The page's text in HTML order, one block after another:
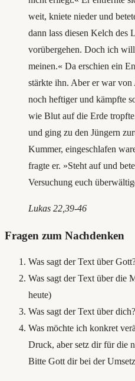
weit, kniete nieder und
dann lass diesen Kelch des
vorübergehen. Doch ich
meinen.« Da erschien ein
stärkte ihn. Aber er war
noch heftiger und kämpfte
wie Blut auf die Erde
und ging zu den Jüngern
Kummer, eingeschlafen
fragte er. »Steht auf und
Versuchung euch
Lukas 22,39-46
Fragen zum Nachdenken
Was sagt der Text über
Was sagt der Text über die
heute)
Was sagt der Text über dich?
Was möchte ich konkret
Druck, aber setz dir für die
Bitte Gott dir bei der